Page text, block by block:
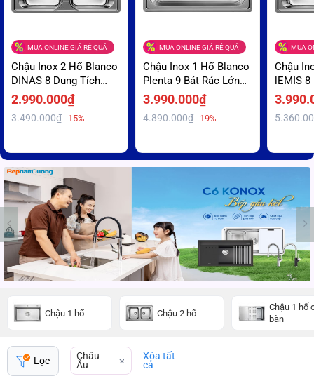
MUA ONLINE GIÁ RẺ QUÁ
Chậu Inox 2 Hố Blanco
DINAS 8 Dung Tích
Chứa Lớn Và Sâu Giá
2.990.000₫
3.490.000₫ -15%
MUA ONLINE GIÁ RẺ QUÁ
Chậu Inox 1 Hố Blanco
Plenta 9 Bát Rác Lớn
Ngăn Mùi Giá Ưu Đãi
3.990.000₫
4.890.000₫ -19%
MUA
Chậu
lEMIS
Pro
Mãi
Chậu 1 hố Chậu 2 hố
Chậu 1 hố
bàn
Lọc
Châu
Âu
Xóa tất
cả